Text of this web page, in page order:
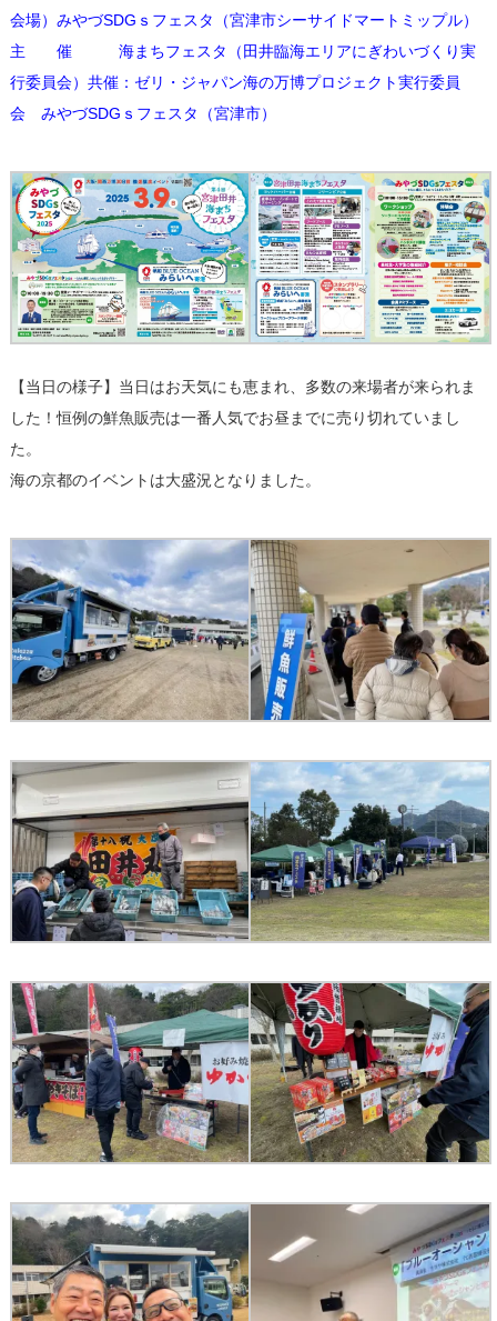
会場）みやづSDGｓフェスタ（宮津市シーサイドマートミップル）
主 催 海まちフェスタ（田井臨海エリアにぎわいづくり実
行委員会）共催：ゼリ・ジャパン海の万博プロジェクト実行委員
会 みやづSDGｓフェスタ（宮津市）
【当日の様子】当日はお天気にも恵まれ、多数の来場者が来られま
した！恒例の鮮魚販売は一番人気でお昼までに売り切れていまし
た。
海の京都のイベントは大盛況となりました。